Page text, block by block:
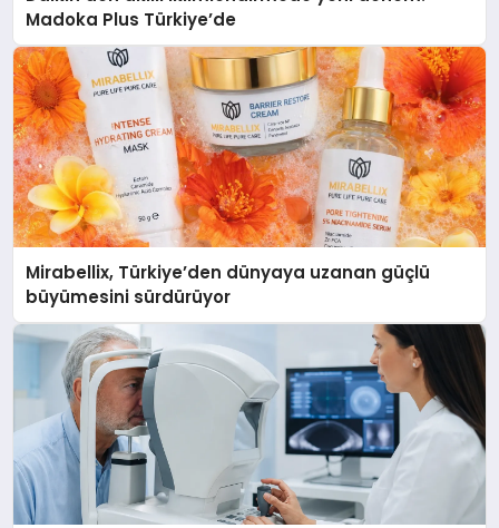
Madoka Plus Türkiye’de
Mirabellix, Türkiye’den dünyaya uzanan güçlü
büyümesini sürdürüyor